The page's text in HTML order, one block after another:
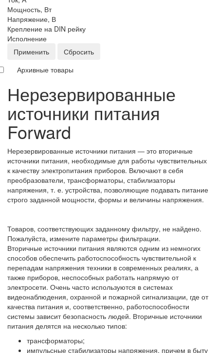
Мощность, Вт
Напряжение, В
Крепление на DIN рейку
Исполнение
Применить
Сбросить
Архивные товары
Нерезервированные
источники питания
Forward
Нерезервированные источники питания — это вторичные
источники питания, необходимые для работы чувствительных
к качеству электропитания приборов. Включают в себя
преобразователи, трансформаторы, стабилизаторы
напряжения, т. е. устройства, позволяющие подавать питание
строго заданной мощности, формы и величины напряжения.
Товаров, соответствующих заданному фильтру, не найдено.
Пожалуйста, измените параметры фильтрации.
Вторичные источники питания являются одним из немногих
способов обеспечить работоспособность чувствительной к
перепадам напряжения техники в современных реалиях, а
также приборов, неспособных работать напрямую от
электросети. Очень часто используются в системах
видеонаблюдения, охранной и пожарной сигнализации, где от
качества питания и, соответственно, работоспособности
системы зависит безопасность людей. Вторичные источники
питания делятся на несколько типов:
трансформаторы;
импульсные стабилизаторы напряжения, причем в быту